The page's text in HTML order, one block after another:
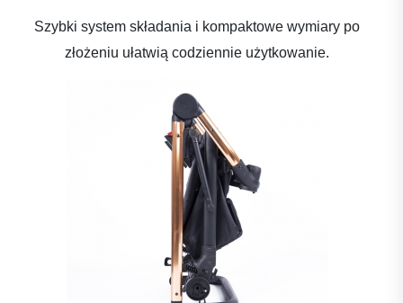
Szybki system składania i kompaktowe wymiary po
złożeniu ułatwią codziennie użytkowanie.